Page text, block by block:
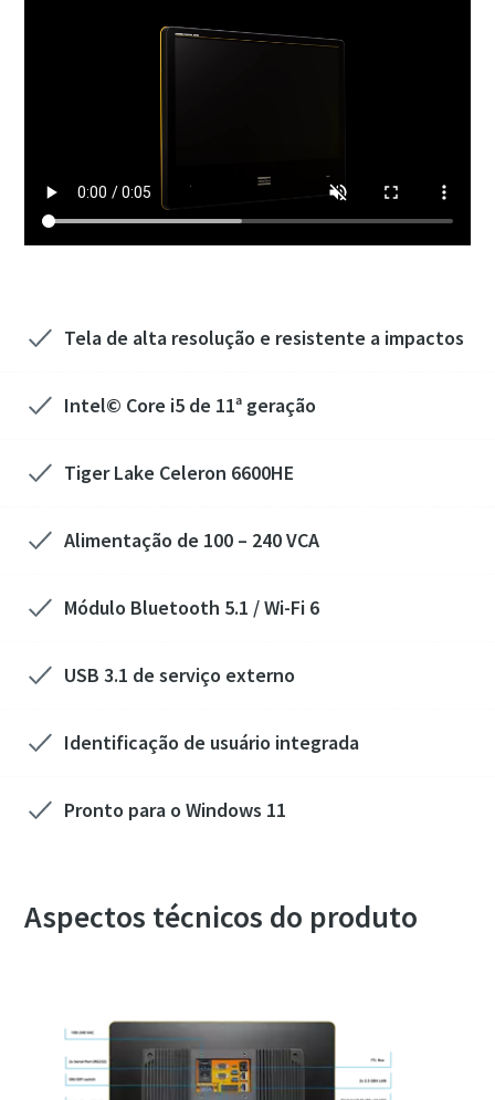
Tela de alta resolução e resistente a impactos
Intel© Core i5 de 11ª geração
Tiger Lake Celeron 6600HE
Alimentação de 100 – 240 VCA
Módulo Bluetooth 5.1 / Wi-Fi 6
USB 3.1 de serviço externo
Identificação de usuário integrada
Pronto para o Windows 11
Aspectos técnicos do produto